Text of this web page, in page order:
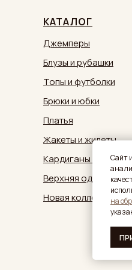
Caйт
нa
КАТАЛОГ
Джемперы
Блузы и рубашки
Топы и футболки
Брюки и юбки
Платья
Жакеты и жилеты
Кардиганы и кимоно
Верхняя одежда
Новая коллекция